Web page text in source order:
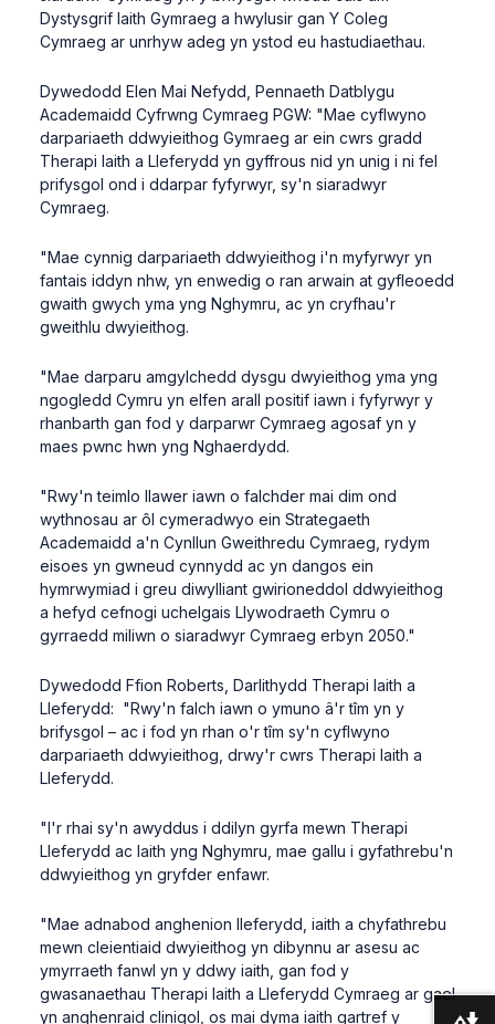
Dystysgrif Iaith Gymraeg a hwylusir gan Y Coleg
Cymraeg ar unrhyw adeg yn ystod eu hastudiaethau.
Dywedodd Elen Mai Nefydd, Pennaeth Datblygu
Academaidd Cyfrwng Cymraeg PGW: "Mae cyflwyno
darpariaeth ddwyieithog Gymraeg ar ein cwrs gradd
Therapi Iaith a Lleferydd yn gyffrous nid yn unig i ni fel
prifysgol ond i ddarpar fyfyrwyr, sy'n siaradwyr
Cymraeg.
"Mae cynnig darpariaeth ddwyieithog i'n myfyrwyr yn
fantais iddyn nhw, yn enwedig o ran arwain at gyfleoedd
gwaith gwych yma yng Nghymru, ac yn cryfhau'r
gweithlu dwyieithog.
"Mae darparu amgylchedd dysgu dwyieithog yma yng
ngogledd Cymru yn elfen arall positif iawn i fyfyrwyr y
rhanbarth gan fod y darparwr Cymraeg agosaf yn y
maes pwnc hwn yng Nghaerdydd.
"Rwy'n teimlo llawer iawn o falchder mai dim ond
wythnosau ar ôl cymeradwyo ein Strategaeth
Academaidd a'n Cynllun Gweithredu Cymraeg, rydym
eisoes yn gwneud cynnydd ac yn dangos ein
hymrwymiad i greu diwylliant gwirioneddol ddwyieithog
a hefyd cefnogi uchelgais Llywodraeth Cymru o
gyrraedd miliwn o siaradwyr Cymraeg erbyn 2050."
Dywedodd Ffion Roberts, Darlithydd Therapi Iaith a
Lleferydd: "Rwy'n falch iawn o ymuno â'r tîm yn y
brifysgol – ac i fod yn rhan o'r tîm sy'n cyflwyno
darpariaeth ddwyieithog, drwy'r cwrs Therapi Iaith a
Lleferydd.
"I'r rhai sy'n awyddus i ddilyn gyrfa mewn Therapi
Lleferydd ac Iaith yng Nghymru, mae gallu i gyfathrebu'n
ddwyieithog yn gryfder enfawr.
"Mae adnabod anghenion lleferydd, iaith a chyfathrebu
mewn cleientiaid dwyieithog yn dibynnu ar asesu ac
ymyrraeth fanwl yn y ddwy iaith, gan fod y
gwasanaethau Therapi Iaith a Lleferydd Cymraeg ar gael
yn anghenraid clinigol, os mai dyma iaith gartref y